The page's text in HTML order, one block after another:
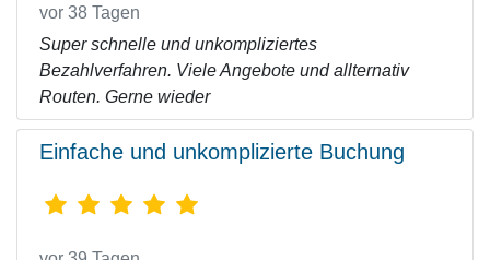
vor 38 Tagen
Super schnelle und unkompliziertes
Bezahlverfahren. Viele Angebote und allternativ
Routen. Gerne wieder
Einfache und unkomplizierte Buchung